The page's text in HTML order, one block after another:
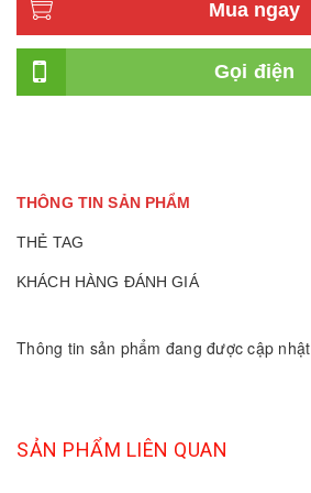
Mua ngay
Gọi điện
THÔNG TIN SẢN PHẨM
THẺ TAG
KHÁCH HÀNG ĐÁNH GIÁ
Thông tin sản phẩm đang được cập nhật
SẢN PHẨM LIÊN QUAN